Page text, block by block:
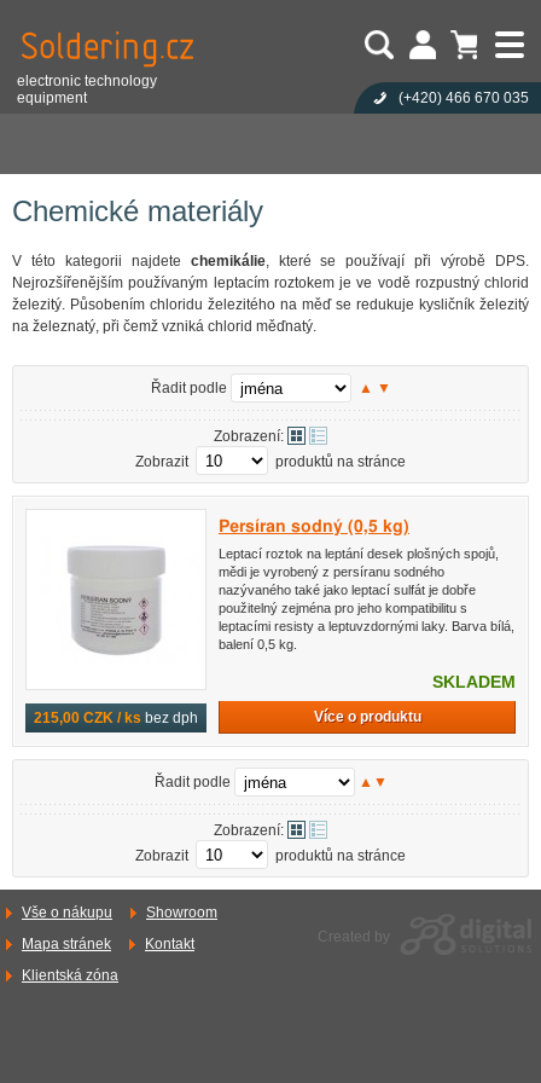
Chemické materiály
V této kategorii najdete chemikálie, které se používají při výrobě DPS.
Nejrozšířenějším používaným leptacím roztokem je ve vodě rozpustný chlorid
železitý. Působením chloridu železitého na měď se redukuje kysličník železitý
na železnatý, při čemž vzniká chlorid měďnatý.
Řadit podle ▲ ▼
Zobrazení:
Zobrazit
produktů na stránce
215,00 CZK / ks bez dph
Persíran sodný (0,5 kg)
Leptací roztok na leptání desek plošných spojů,
mědi je vyrobený z persíranu sodného
nazývaného také jako leptací sulfát je dobře
použitelný zejména pro jeho kompatibilitu s
leptacími resisty a leptuvzdornými laky. Barva bílá,
balení 0,5 kg.
SKLADEM
Více o produktu
Řadit podle ▲ ▼
Zobrazení:
Zobrazit
produktů na stránce
Vše o nákupu
Showroom
Mapa stránek
Kontakt
Klientská zóna
Created by
electronic technology
equipment
(+420) 466 670 035
Nákupní košík je prázdný!
Cena celkem:0,00 CZK Přihlásit
Zapoměli jste heslo?